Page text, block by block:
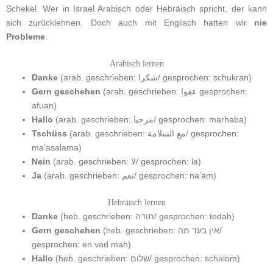
Schekel. Wer in Israel Arabisch oder Hebräisch spricht, der kann
sich zurücklehnen. Doch auch mit Englisch hatten wir nie
Probleme
Arabisch lernen
Danke
(arab. geschrieben: شكرا/ gesprochen: schukran)
Gern geschehen (arab. geschrieben: عفوا gesprochen:
afuan)
Hallo
(arab. geschrieben: مرحبا/ gesprochen: marhaba)
Tschüss (arab. geschrieben: مع السلامة/ gesprochen:
ma’asalama)
Nein
(arab. geschrieben: لا/ gesprochen: la)
Ja
(arab. geschrieben: نعم/ gesprochen: na’am)
Hebräisch lernen
Danke
(heb. geschrieben: תודה/ gesprochen: todah)
Gern geschehen (heb. geschrieben: אין בעד מה/
gesprochen: en vad mah)
Hallo
(heb. geschrieben: שלום/ gesprochen: schalom)